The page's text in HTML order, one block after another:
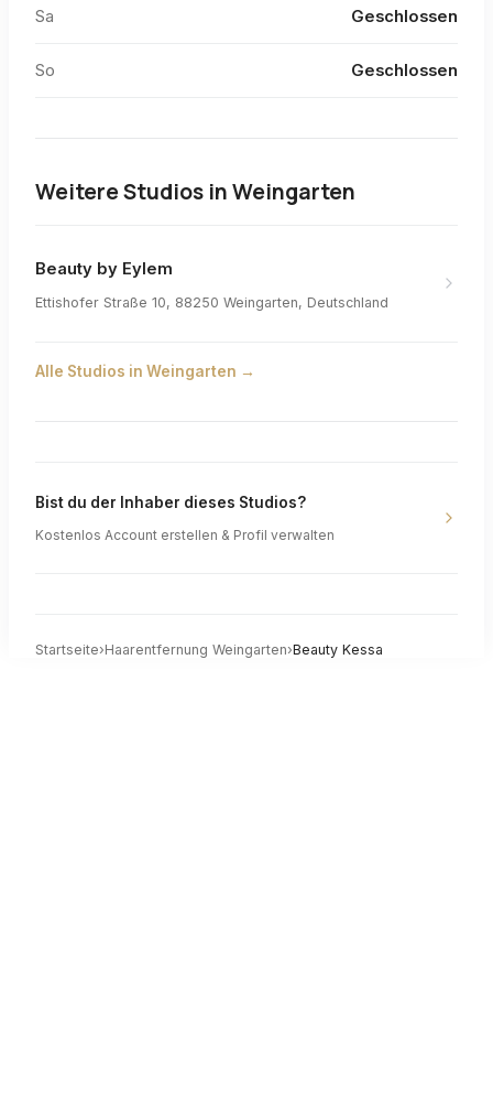
Sa Geschlossen
So Geschlossen
Weitere Studios inWeingarten
Beauty by Eylem
Ettishofer Straße 10, 88250 Weingarten, Deutschland
Alle Studios in Weingarten →
Bist du der Inhaber dieses Studios?
Kostenlos Account erstellen & Profil verwalten
Startseite›Haarentfernung Weingarten›Beauty Kessa